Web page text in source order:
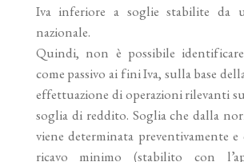
Iva inferiore a soglie stabilite da
nazionale.
Quindi, non è possibile
come passivo ai fini Iva, sulla base
effettuazione di operazioni rilevanti
soglia di reddito. Soglia che dalla
viene determinata preventivamente
ricavo minimo (stabilito con